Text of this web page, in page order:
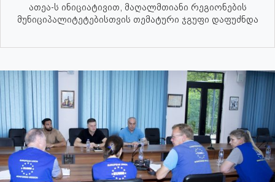
ათეა-ს ინიციატივით, მაღალმთიანი რეგიონების
მუნიციპალიტეტებისთვის თემატური ჯგუფი დაფუძნდა